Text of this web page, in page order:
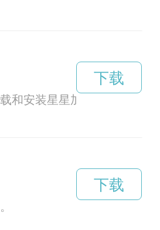
和安装星星加速器，让您的
下载
下载